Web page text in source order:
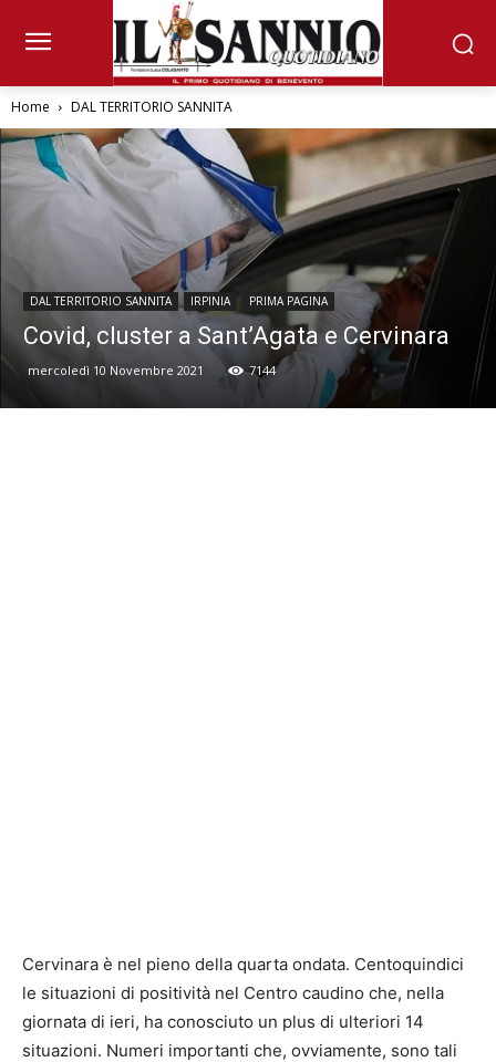
Home DAL TERRITORIO SANNITA
DAL TERRITORIO SANNITA IRPINIA PRIMA PAGINA
Covid, cluster a Sant’Agata e Cervinara
mercoledì 10 Novembre 2021 7144
Cervinara è nel pieno della quarta ondata. Centoquindici
le situazioni di positività nel Centro caudino che, nella
giornata di ieri, ha conosciuto un plus di ulteriori 14
situazioni. Numeri importanti che, ovviamente, sono tali